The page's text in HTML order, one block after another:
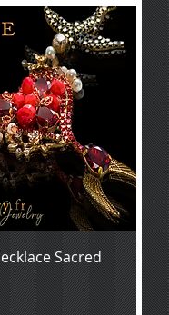
Sacred